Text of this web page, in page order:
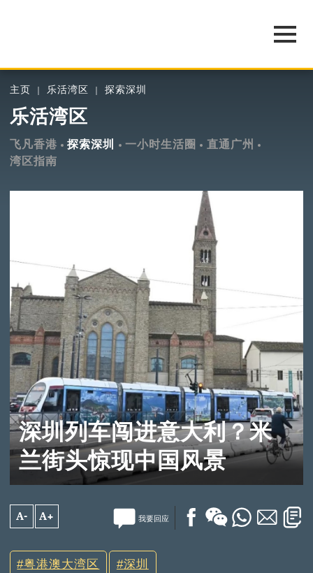
主页 乐活湾区 探索深圳
乐活湾区
飞凡香港 探索深圳 一小时生活圈
直通广州
湾区指南
深圳列车闯进意大利？米
兰街头惊现中国风景
A- A+ 我要回应
粤港澳大湾区 深圳